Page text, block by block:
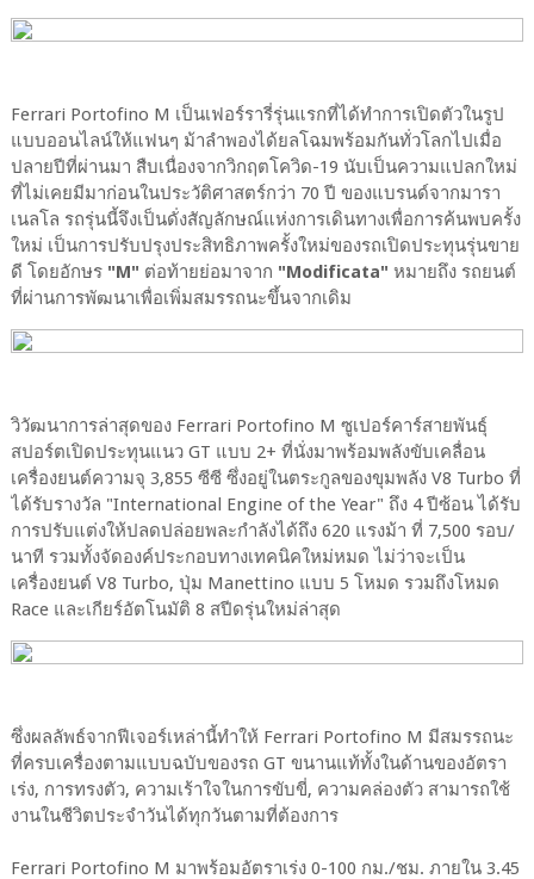
Ferrari Portofino M เป็นเฟอร์รารี่รุ่นแรกที่ได้ทำการเปิดตัวในรูป
แบบออนไลน์ให้แฟนๆ ม้าลำพองได้ยลโฉมพร้อมกันทั่วโลกไปเมื่อ
ปลายปีที่ผ่านมา สืบเนื่องจากวิกฤตโควิด-19 นับเป็นความแปลกใหม่
ที่ไม่เคยมีมาก่อนในประวัติศาสตร์กว่า 70 ปี ของแบรนด์จากมารา
เนลโล รถรุ่นนี้จึงเป็นดั่งสัญลักษณ์แห่งการเดินทางเพื่อการค้นพบครั้ง
ใหม่ เป็นการปรับปรุงประสิทธิภาพครั้งใหม่ของรถเปิดประทุนรุ่นขาย
ดี โดยอักษร "M" ต่อท้ายย่อมาจาก "Modificata" หมายถึง รถยนต์
ที่ผ่านการพัฒนาเพื่อเพิ่มสมรรถนะขึ้นจากเดิม
วิวัฒนาการล่าสุดของ Ferrari Portofino M ซูเปอร์คาร์สายพันธุ์
สปอร์ตเปิดประทุนแนว GT แบบ 2+ ที่นั่งมาพร้อมพลังขับเคลื่อน
เครื่องยนต์ความจุ 3,855 ซีซี ซึ่งอยู่ในตระกูลของขุมพลัง V8 Turbo ที่
ได้รับรางวัล "International Engine of the Year" ถึง 4 ปีซ้อน ได้รับ
การปรับแต่งให้ปลดปล่อยพละกำลังได้ถึง 620 แรงม้า ที่ 7,500 รอบ/
นาที รวมทั้งจัดองค์ประกอบทางเทคนิคใหม่หมด ไม่ว่าจะเป็น
เครื่องยนต์ V8 Turbo, ปุ่ม Manettino แบบ 5 โหมด รวมถึงโหมด
Race และเกียร์อัตโนมัติ 8 สปีดรุ่นใหม่ล่าสุด
ซึ่งผลลัพธ์จากฟีเจอร์เหล่านี้ทำให้ Ferrari Portofino M มีสมรรถนะ
ที่ครบเครื่องตามแบบฉบับของรถ GT ขนานแท้ทั้งในด้านของอัตรา
เร่ง, การทรงตัว, ความเร้าใจในการขับขี่, ความคล่องตัว สามารถใช้
งานในชีวิตประจำวันได้ทุกวันตามที่ต้องการ
Ferrari Portofino M มาพร้อมอัตราเร่ง 0-100 กม./ชม. ภายใน 3.45